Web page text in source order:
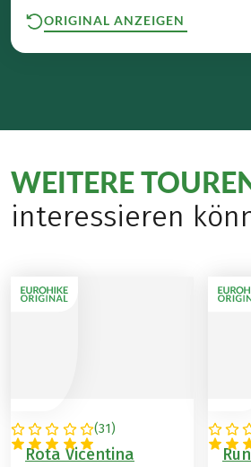
ORIGINAL ANZEIGEN
WEITERE
interessieren
(31)
PORTUGAL
Rota Vicentina